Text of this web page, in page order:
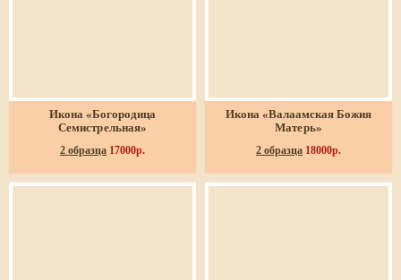
Икона «Богородица
Семистрельная»
2 образца 17000р.
Икона «Валаамская Божия
Матерь»
2 образца 18000р.